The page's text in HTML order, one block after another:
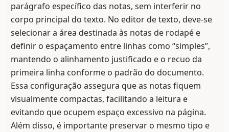
parágrafo específico das notas, sem interferir no
corpo principal do texto. No editor de texto, deve-se
selecionar a área destinada às notas de rodapé e
definir o espaçamento entre linhas como “simples”,
mantendo o alinhamento justificado e o recuo da
primeira linha conforme o padrão do documento.
Essa configuração assegura que as notas fiquem
visualmente compactas, facilitando a leitura e
evitando que ocupem espaço excessivo na página.
Além disso, é importante preservar o mesmo tipo e